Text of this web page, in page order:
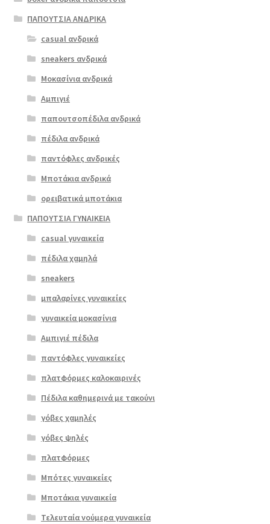
boxer 52822
μπορντώ
ΠΡΟΣΦΟΡΆ!
79.00
Original
price
€79.00.
€ 63.00Η
τρέχουσα
είναι:
€63.00.
Επιλο
έχει
πολλαπλές
επιλογές
μπορούν
επιλεγούν
στη
σελίδα
προϊόντος
ΠΑΠΟΥΤΣΙΑ ΑΝΔΡΙΚΑ
casual ανδρικά
sneakers ανδρικά
Μοκασίνια ανδρικά
Αμπιγιέ
παπουτσοπέδιλα ανδρικά
πέδιλα ανδρικά
παντόφλες ανδρικές
Μποτάκια ανδρικά
ορειβατικά μποτάκια
ΠΑΠΟΥΤΣΙΑ ΓΥΝΑΙΚΕΙΑ
casual γυναικεία
πέδιλα χαμηλά
sneakers
μπαλαρίνες γυναικείες
γυναικεία μοκασίνια
Αμπιγιέ πέδιλα
παντόφλες γυναικείες
πλατφόρμες καλοκαιρινές
Πέδιλα καθημερινά με τακούνι
γόβες χαμηλές
γόβες ψηλές
πλατφόρμες
Μπότες γυναικείες
Μποτάκια γυναικεία
Τελευταία νούμερα γυναικεία